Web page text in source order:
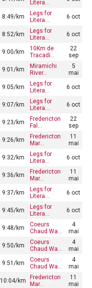
Litera…
8:49/km
Legs for
Litera…
6 oct
8:52/km
Legs for
Litera…
6 oct
9:00/km
10Km de
Tracadi…
22
sep
9:01/km
Miramichi
River…
5
mai
9:05/km
Legs for
Litera…
6 oct
9:07/km
Legs for
Litera…
6 oct
9:23/km
Fredericton
Fal…
22
sep
9:26/km
Fredericton
Mar…
11
mai
9:32/km
Legs for
Litera…
6 oct
9:36/km
Fredericton
Mar…
11
mai
9:37/km
Legs for
Litera…
6 oct
9:45/km
Legs for
Litera…
6 oct
9:48/km
Coeurs
Chaud Wa…
4
mai
9:50/km
Coeurs
Chaud Wa…
4
mai
9:51/km
Coeurs
Chaud Wa…
4
mai
10:04/km
Fredericton
Mar…
11
mai